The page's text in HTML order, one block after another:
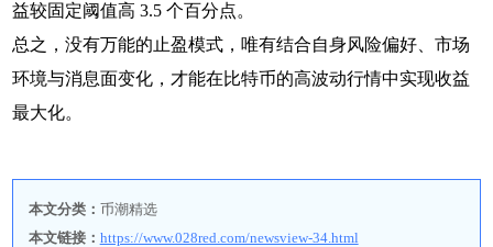
益较固定阈值高 3.5 个百分点。
总之，没有万能的止盈模式，唯有结合自身风险偏好、市场
环境与消息面变化，才能在比特币的高波动行情中实现收益
最大化。
本文分类： 币潮精选
本文链接： https://www.028red.com/newsview-34.html